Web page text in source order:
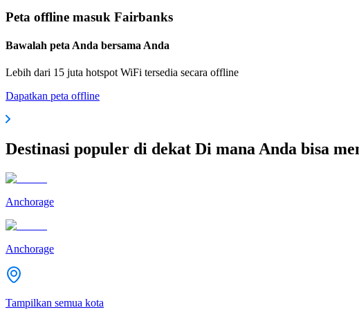
Peta offline masuk Fairbanks
Bawalah peta Anda bersama Anda
Lebih dari 15 juta hotspot WiFi tersedia secara offline
Dapatkan peta offline
Destinasi populer di dekat Di mana Anda bisa
Anchorage
Anchorage
Tampilkan semua kota